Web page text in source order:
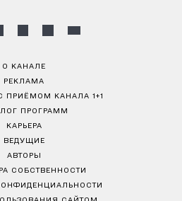
О КАНАЛЕ
РЕКЛАМА
ПРИЁМОМ КАНАЛА 1+1
ПРОГРАММ
КАРЬЕРА
ВЕДУЩИЕ
АВТОРЫ
СОБСТВЕННОСТИ
САЙТОМ